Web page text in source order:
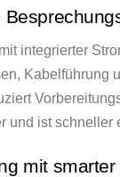
integrierter
Kabelführung
und ist schneller
mit